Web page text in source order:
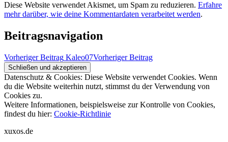
Diese Website verwendet Akismet, um Spam zu reduzieren. Erfahre
mehr darüber, wie deine Kommentardaten verarbeitet werden.
Beitragsnavigation
Vorheriger Beitrag Kaleo07Vorheriger Beitrag
Datenschutz & Cookies: Diese Website verwendet Cookies. Wenn
du die Website weiterhin nutzt, stimmst du der Verwendung von
Cookies zu.
Weitere Informationen, beispielsweise zur Kontrolle von Cookies,
findest du hier: Cookie-Richtlinie
xuxos.de